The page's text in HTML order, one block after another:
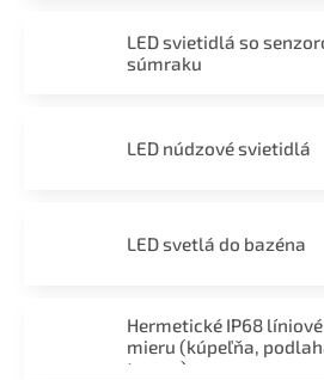
LED svietidlá so
súmraku
LED núdzové svietidlá
LED svetlá do bazéna
Hermetické IP68
mieru (kúpeľňa,
terasa)